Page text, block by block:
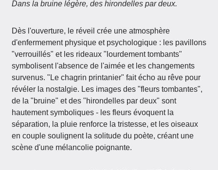
Dans la bruine légère, des hirondelles par deux.
Dès l'ouverture, le réveil crée une atmosphère
d'enfermement physique et psychologique : les pavillons
"verrouillés" et les rideaux "lourdement tombants"
symbolisent l'absence de l'aimée et les changements
survenus. "Le chagrin printanier" fait écho au rêve pour
révéler la nostalgie. Les images des "fleurs tombantes",
de la "bruine" et des "hirondelles par deux" sont
hautement symboliques - les fleurs évoquent la
séparation, la pluie renforce la tristesse, et les oiseaux
en couple soulignent la solitude du poète, créant une
scène d'une mélancolie poignante.